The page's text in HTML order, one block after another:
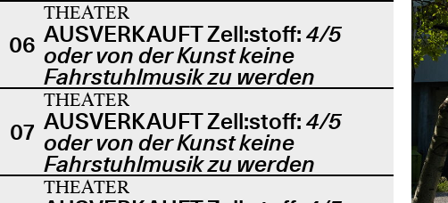
06
THEATER
AUSVERKAUFT Zell:stoff: 4/5
oder von der Kunst keine
Fahrstuhlmusik zu werden
07
THEATER
AUSVERKAUFT Zell:stoff: 4/5
oder von der Kunst keine
Fahrstuhlmusik zu werden
THEATER